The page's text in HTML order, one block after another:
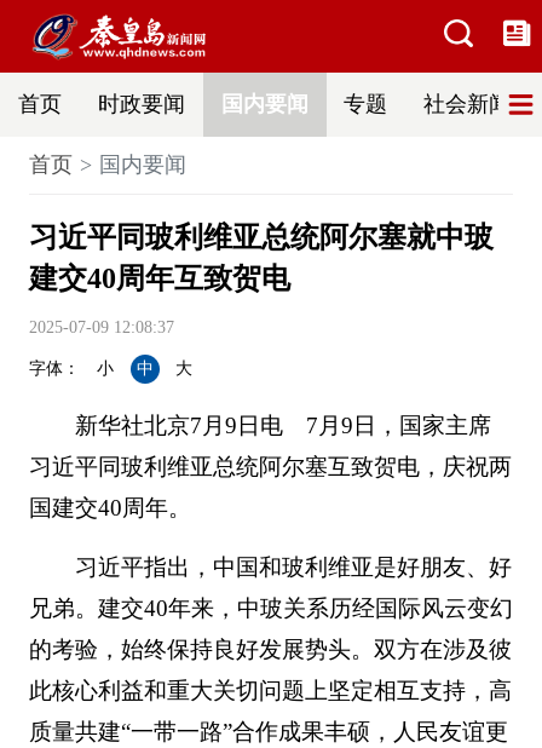
首页 时政要闻 国内要闻 专题 社会新闻
首页 国内要闻
习近平同玻利维亚总统阿尔塞就中玻
建交40周年互致贺电
2025-07-09 12:08:37
字体： 小 中 大
新华社北京7月9日电 7月9日，国家主席
习近平同玻利维亚总统阿尔塞互致贺电，庆祝两
国建交40周年。
习近平指出，中国和玻利维亚是好朋友、好
兄弟。建交40年来，中玻关系历经国际风云变幻
的考验，始终保持良好发展势头。双方在涉及彼
此核心利益和重大关切问题上坚定相互支持，高
质量共建“一带一路”合作成果丰硕，人民友谊更